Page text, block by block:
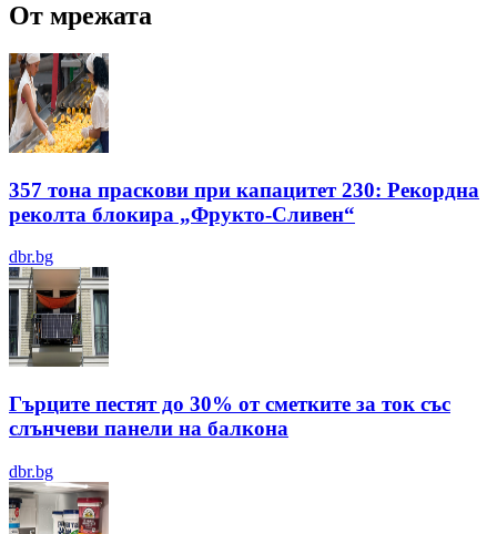
От мрежата
357 тона праскови при капацитет 230: Рекордна
реколта блокира „Фрукто-Сливен“
dbr.bg
Гърците пестят до 30% от сметките за ток със
слънчеви панели на балкона
dbr.bg